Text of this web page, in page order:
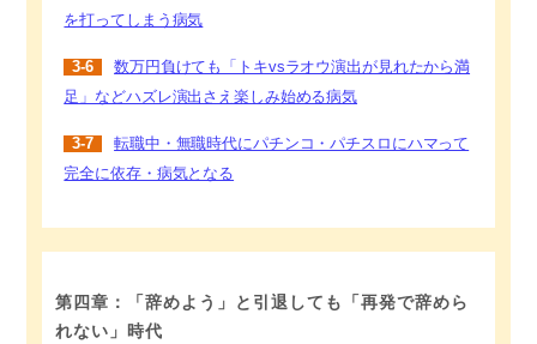
を打ってしまう病気
3-6
数万円負けても「トキvsラオウ演出が見れたから満
足」などハズレ演出さえ楽しみ始める病気
3-7
転職中・無職時代にパチンコ・パチスロにハマって
完全に依存・病気となる
第四章：「辞めよう」と引退しても「再発で辞めら
れない」時代